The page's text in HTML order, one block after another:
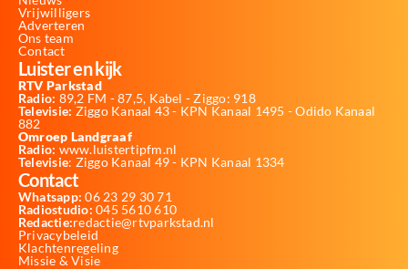
Vrijwilligers
Adverteren
Ons team
Contact
Luister en kijk
RTV Parkstad
Radio: 89,2 FM - 87,5, Kabel - Ziggo: 918
Televisie: Ziggo Kanaal 43 - KPN Kanaal 1495 - Odido Kanaal
882
Omroep Landgraaf
Radio: www.luistertipfm.nl
Televisie: Ziggo Kanaal 49 - KPN Kanaal 1334
Contact
Whatsapp: 06 23 29 30 71
Radiostudio: 045 5610 610
Redactie:redactie@rtvparkstad.nl
Privacybeleid
Klachtenregeling
Missie & Visie